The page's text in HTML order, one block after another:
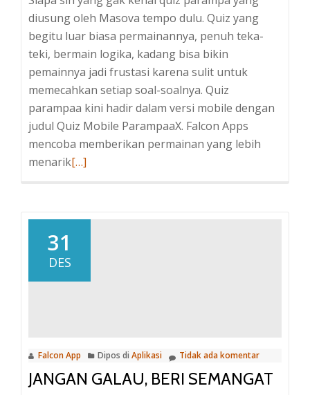
diusung oleh Masova tempo dulu. Quiz yang
begitu luar biasa permainannya, penuh teka-
teki, bermain logika, kadang bisa bikin
pemainnya jadi frustasi karena sulit untuk
memecahkan setiap soal-soalnya. Quiz
parampaa kini hadir dalam versi mobile dengan
judul Quiz Mobile ParampaaX. Falcon Apps
mencoba memberikan permainan yang lebih
menarikBaca
[…]
31
DES
Falcon App Dipos di Aplikasi Tidak ada komentar
JANGAN GALAU, BERI SEMANGAT